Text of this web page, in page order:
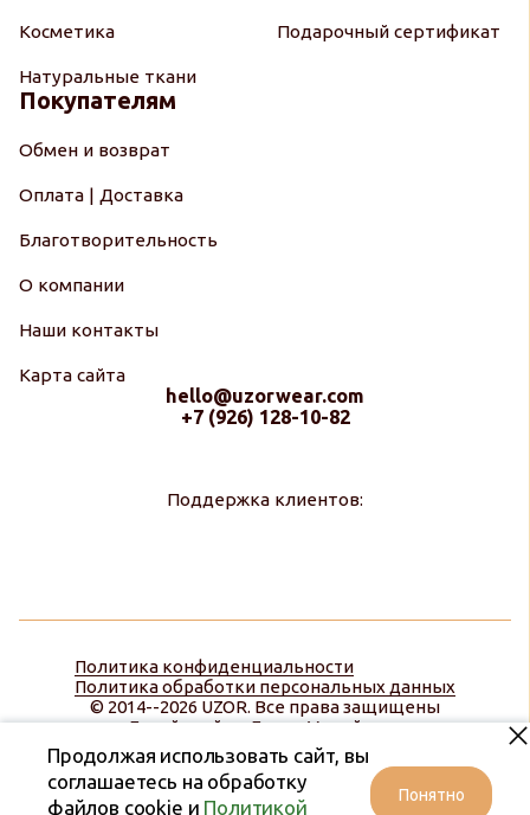
Косметика
Натуральные ткани
Подарочный сертификат
Покупателям
Обмен и возврат
Оплата | Доставка
Благотворительность
О компании
Наши контакты
Карта сайта
hello@uzorwear.com
+7 (926) 128-10-82
Поддержка клиентов:
Политика конфиденциальности
Политика обработки персональных данных
© 2014--2026 UZOR. Все права защищены
Дизайн сайта:Диана Меняйлова
Продолжая использовать сайт, вы
соглашаетесь на обработку
файлов cookie и Политикой
Понятно